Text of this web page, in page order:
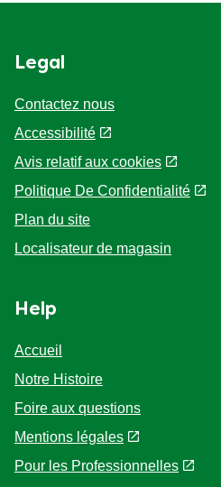
Legal
Contactez nous
Accessibilité
Avis relatif aux cookies
Politique De Confidentialité
Plan du site
Localisateur de magasin
Help
Accueil
Notre Histoire
Foire aux questions
Mentions légales
Pour les Professionnelles